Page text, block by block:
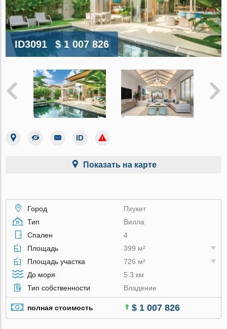
ID3091 $ 1 007 826
Показать на карте
Город
Пхукет
Тип
Вилла
Спален
4
Площадь
399 м²
Площадь участка
726 м²
До моря
5.3 км
Тип собственности
Владение
полная стоимость $ 1 007 826